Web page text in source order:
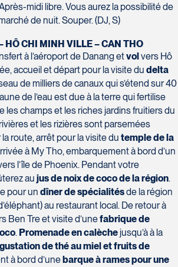
midi libre. Vous aurez la possibilité de
de nuit. Souper. (DJ, S)
HÔ CHI MINH VILLE – CAN THO
à l’aéroport de Danang etvol vers Hô
accueil et départ pour la visite du delta
de milliers de canaux qui s’étend sur 40
de l’eau est due à la terre qui fertilise
les champs et les riches jardins fruitiers du
et les rizières sont parsemées
route, arrêt pour la visite du temple de la
à My Tho, embarquement à bord d’un
l’île de Phoenix. Pendant votre
au jus de noix de coco de la région.
pour un dîner de spécialitésde la région
au restaurant local. De retour à
Ben Tre et visite d’unefabrique de
. Promenade en calèchejusqu’à à la
de thé au miel et fruits de
à bord d’une barque à rames pour une